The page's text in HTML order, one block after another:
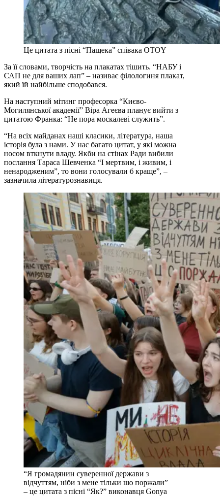
Це цитата з пісні “Пащека” співака OTOY
За її словами, творчість на плакатах тішить. “НАБУ і
САП не для ваших лап” – називає філологиня плакат,
який їй найбільше сподобався.
На наступний мітинг професорка “Києво-
Могилянської академії” Віра Агеєва планує вийти з
цитатою Франка: “Не пора москалеві служить”.
“На всіх майданах наші класики, література, наша
історія була з нами. У нас багато цитат, у які можна
носом вткнути владу. Якби на стінах Ради вибили
послання Тараса Шевченка “І мертвим, і живим, і
ненародженим”, то вони голосували б краще”, –
зазначила літературознавиця.
“Я громадянин суверенної держави з
відчуттям, ніби з мене тільки шо поржали”
– це цитата з пісні “Як?” виконавця Gonya